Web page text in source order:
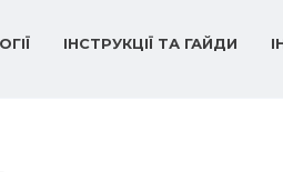
ІНСТРУКЦІЇ ТА ГАЙДИ